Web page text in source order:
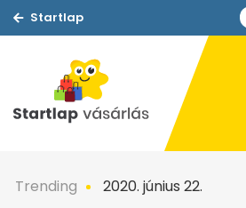
Startlap
Trending 2020. június 22.